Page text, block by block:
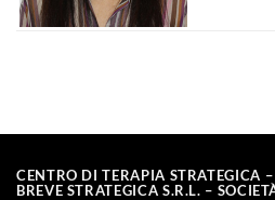
CENTRO DI TERAPIA STRATEGICA
BREVE STRATEGICA S.R.L. –